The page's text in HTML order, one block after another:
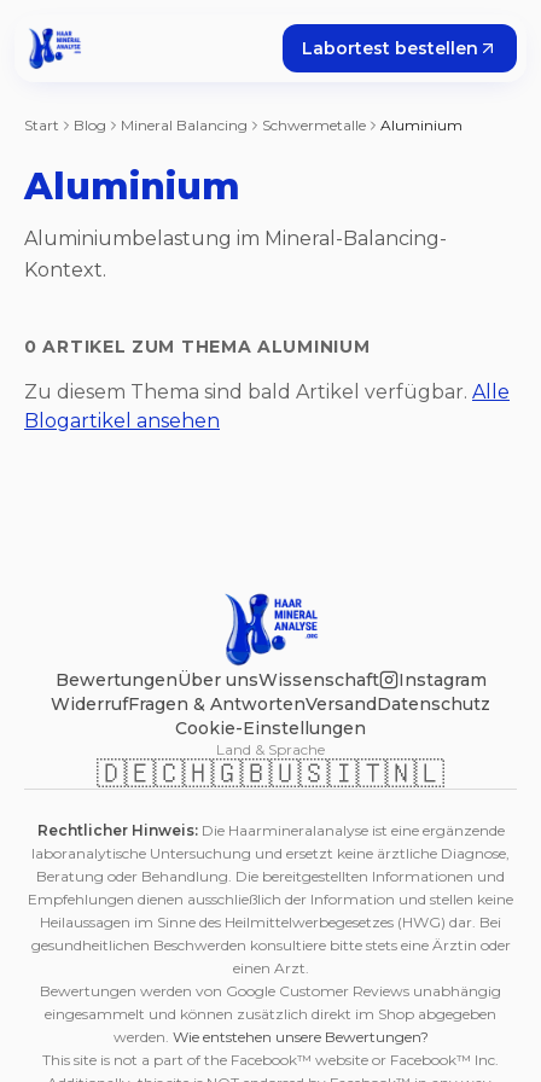
Labortest bestellen
Start Blog Mineral Balancing Schwermetalle Aluminium
Aluminium
Aluminiumbelastung im Mineral-Balancing-
Kontext.
0 ARTIKEL ZUM THEMAALUMINIUM
Zu diesem Thema sind bald Artikel verfügbar. Alle
Blogartikel ansehen
BewertungenÜber unsWissenschaft
Instagram
WiderrufFragen & AntwortenVersandDatenschutz
Cookie-Einstellungen
Land & Sprache
🇩🇪🇨🇭🇬🇧🇺🇸🇮🇹🇳🇱
Rechtlicher Hinweis: Die Haarmineralanalyse ist eine ergänzende
laboranalytische Untersuchung und ersetzt keine ärztliche Diagnose,
Beratung oder Behandlung. Die bereitgestellten Informationen und
Empfehlungen dienen ausschließlich der Information und stellen keine
Heilaussagen im Sinne des Heilmittelwerbegesetzes (HWG) dar. Bei
gesundheitlichen Beschwerden konsultiere bitte stets eine Ärztin oder
einen Arzt.
Bewertungen werden von Google Customer Reviews unabhängig
eingesammelt und können zusätzlich direkt im Shop abgegeben
werden. Wie entstehen unsere Bewertungen?
This site is not a part of the Facebook™ website or Facebook™ Inc.